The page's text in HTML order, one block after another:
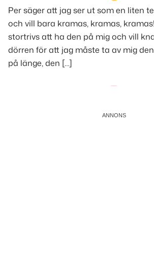
Per säger att jag ser ut som en liten
och vill bara kramas, kramas,
stortrivs att ha den på mig och vill
dörren för att jag måste ta av mig
på länge, den […]